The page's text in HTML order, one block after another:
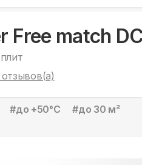
Free match
отзывов(а)
#до +50°С #до 30 м²